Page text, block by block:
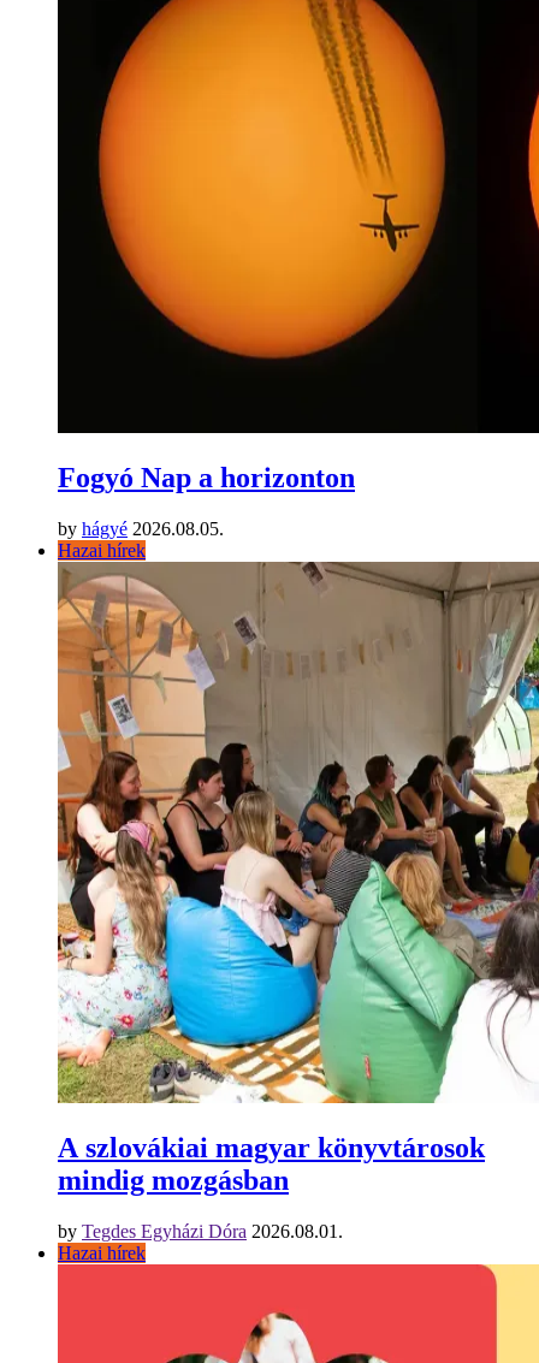
Fogyó Nap a horizonton
by hágyé 2026.08.05.
Hazai hírek
A szlovákiai magyar könyvtárosok
mindig mozgásban
by Tegdes Egyházi Dóra 2026.08.01.
Hazai hírek